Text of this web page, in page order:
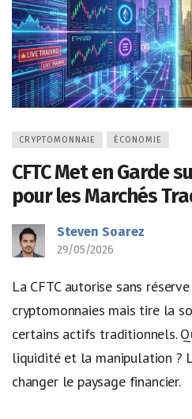
CRYPTOMONNAIE ÉCONOMIE
CFTC Met en Garde
pour les Marchés
Steven Soarez
29/05/2026
La CFTC autorise sans
cryptomonnaies mais tire la
certains actifs traditionnels.
liquidité et la manipulation ?
changer le paysage financier.